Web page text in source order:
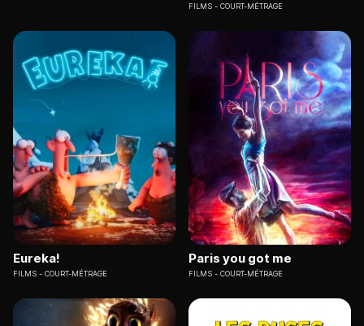
FILMS COURT-MÉTRAGE
Eureka!
FILMS COURT-MÉTRAGE
Paris you got me
FILMS COURT-MÉTRAGE